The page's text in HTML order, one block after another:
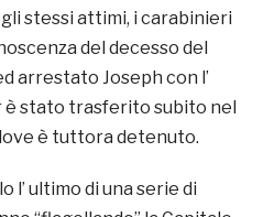
stessi attimi, i carabinieri
del decesso del
arrestato Joseph con l’
è stato trasferito subito nel
è tuttora detenuto.
l’ ultimo di una serie di